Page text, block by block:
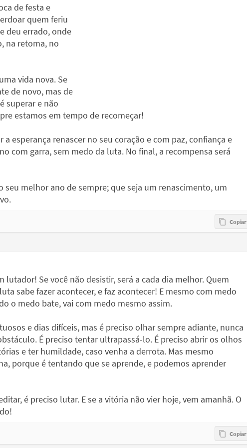
de festa e
quem feriu
deu errado, onde
na retoma, no
vida nova. Se
de novo, mas de
superar e não
estamos em tempo de recomeçar!
a esperança renascer no seu coração e com paz, confiança e
com garra, sem medo da luta. No final, a recompensa será
seu melhor ano de sempre; que seja um renascimento, um
lutador! Se você não desistir, será a cada dia melhor. Quem
sabe fazer acontecer, e faz acontecer! E mesmo com medo
o medo bate, vai com medo mesmo assim.
e dias difíceis, mas é preciso olhar sempre adiante, nunca
É preciso tentar ultrapassá-lo. É preciso abrir os olhos
e ter humildade, caso venha a derrota. Mas mesmo
porque é tentando que se aprende, e podemos aprender
é preciso lutar. E se a vitória não vier hoje, vem amanhã. O